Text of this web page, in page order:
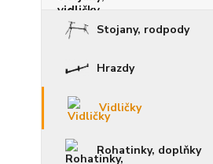
Stojany, rodpody
Hrazdy
Vidličky
Rohatinky, doplňky